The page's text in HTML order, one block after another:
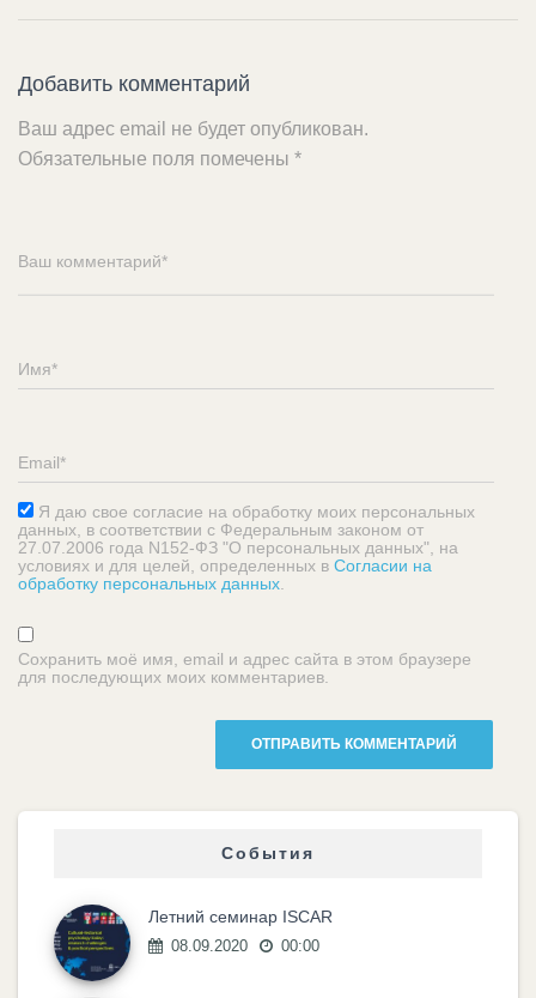
Добавить комментарий
Ваш адрес email не будет опубликован.
Обязательные поля помечены *
Я даю свое согласие на обработку моих персональных
данных, в соответствии с Федеральным законом от
27.07.2006 года N152-ФЗ "О персональных данных", на
условиях и для целей, определенных в Согласии на
обработку персональных данных
Сохранить моё имя, email и адрес сайта в этом браузере
для последующих моих комментариев.
События
Летний семинар ISCAR
08.09.2020 00:00